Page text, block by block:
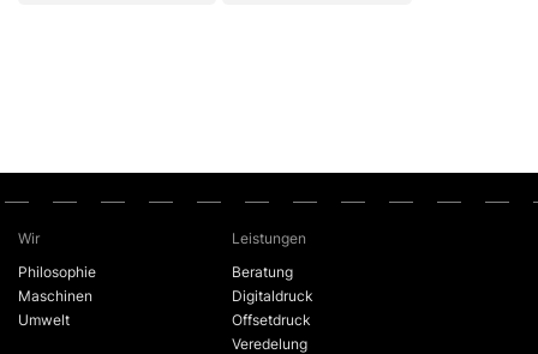
Wir
Philosophie
Maschinen
Umwelt
Leistungen
Beratung
Digitaldruck
Offsetdruck
Veredelung